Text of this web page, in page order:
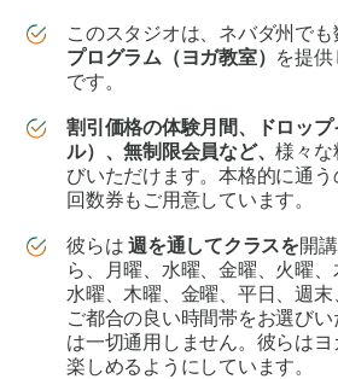
このスタジオは、ネバダ州でも
プログラム（ヨガ教室） を提
です。
割引価格の体験月間、ドロッ
ル）、無制限会員など、様々な
びいただけます。本格的に通う
回数券もご用意しています。
彼らは週を通してクラスを開
ら、月曜、水曜、金曜、火曜、
水曜、木曜、金曜、平日、週末
ご都合の良い時間帯をお選び
は一切通用しません。彼らは
楽しめるようにしています。